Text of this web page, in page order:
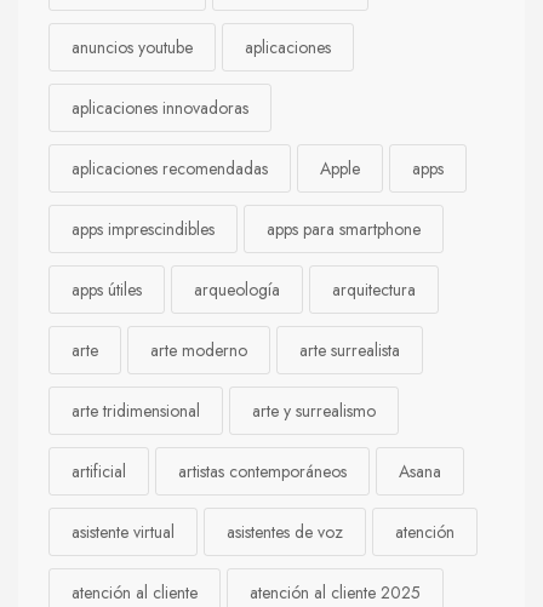
anuncios youtube aplicaciones
aplicaciones innovadoras
aplicaciones recomendadas Apple apps
apps imprescindibles apps para smartphone
apps útiles arqueología arquitectura
arte arte moderno arte surrealista
arte tridimensional arte y surrealismo
artificial artistas contemporáneos Asana
asistente virtual asistentes de voz atención
atención al cliente atención al cliente 2025